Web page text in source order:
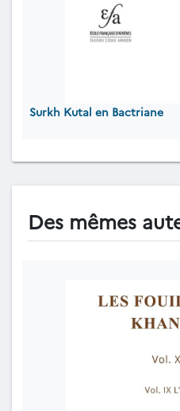
Surkh Kutal en Bactriane
Des mêmes